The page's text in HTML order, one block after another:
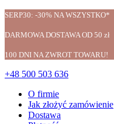
SERP30: -30% NA WSZYSTKO*
DARMOWA DOSTAWA OD 50 zł
100 DNI NA ZWROT TOWARU!
+48 500 503 636
O firmie
Jak złożyć zamówienie
Dostawa